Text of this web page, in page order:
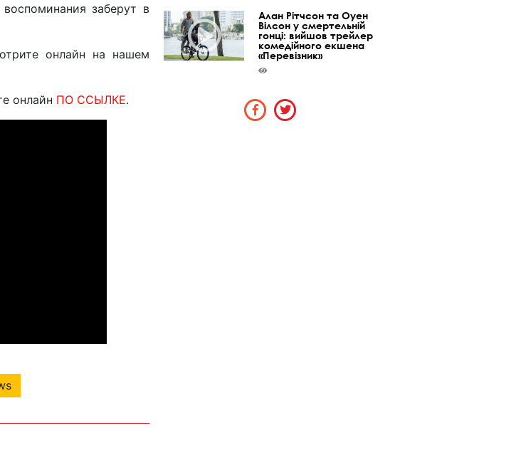
заберут в
онлайн на нашем
онлайн ПО ССЫЛКЕ.
Алан Рітчсон та Оуен
Вілсон у смертельній
гонці: вийшов трейлер
комедійного екшена
«Перевізник»